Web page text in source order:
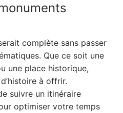
complète sans passer
Que ce soit une
une place historique,
à offrir.
suivre un itinéraire
optimiser votre temps